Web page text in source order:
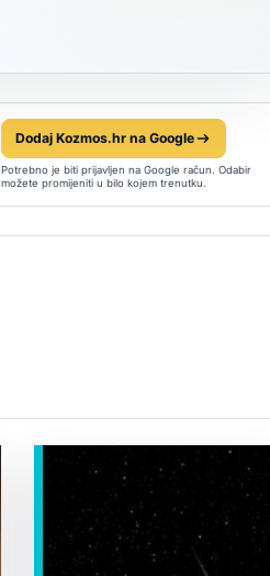
Dodaj Kozmos.hr na Google
Potrebno je biti prijavljen na Google račun. Odabir
možete promijeniti u bilo kojem trenutku.